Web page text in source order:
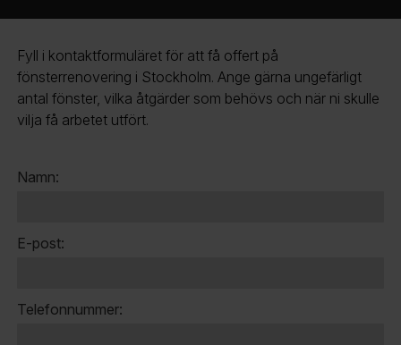
Fyll i kontaktformuläret för att få offert på
fönsterrenovering i Stockholm. Ange gärna ungefärligt
antal fönster, vilka åtgärder som behövs och när ni skulle
vilja få arbetet utfört.
Namn:
E-post:
Telefonnummer: